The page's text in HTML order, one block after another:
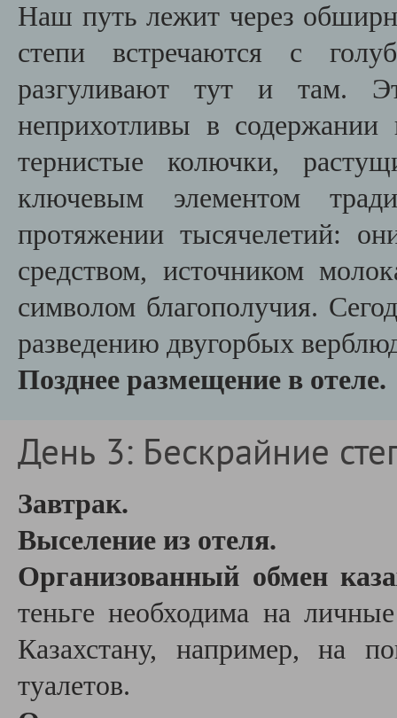
Наш путь лежит через
степи встречаются с
разгуливают тут и там.
неприхотливы в
тернистые колючки,
ключевым элементом
протяжении тысячелетий:
средством, источником
символом благополучия.
разведению двугорбых
Позднее размещение в отеле.
День 3: Бескрайние
Завтрак.
Выселение из отеля.
Организованный обмен
теньге необходима на
Казахстану, например, на
туалетов.